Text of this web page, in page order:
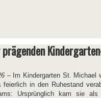
prägenden
– Im Kindergarten St. Michael
feierlich in den Ruhestand
Ursprünglich kam sie